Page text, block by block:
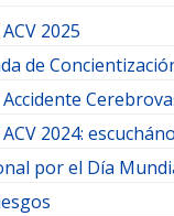
2025
de
2024:
por el Día